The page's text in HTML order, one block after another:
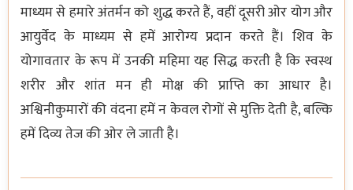
माध्यम से हमारे अंतर्मन को शुद्ध करते हैं, वहीं दूसरी ओर योग और
आयुर्वेद के माध्यम से हमें आरोग्य प्रदान करते हैं। शिव के
योगावतार के रूप में उनकी महिमा यह सिद्ध करती है कि स्वस्थ
शरीर और शांत मन ही मोक्ष की प्राप्ति का आधार है।
अश्विनीकुमारों की वंदना हमें न केवल रोगों से मुक्ति देती है, बल्कि
हमें दिव्य तेज की ओर ले जाती है।